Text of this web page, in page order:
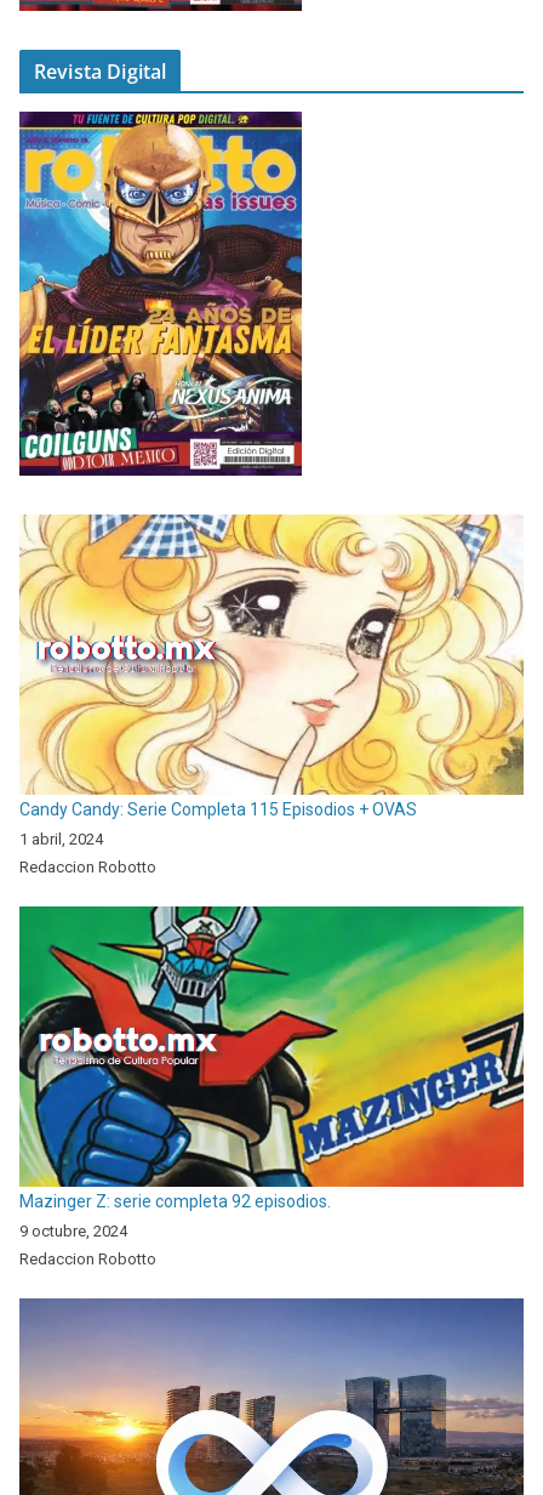
Revista Digital
Candy Candy: Serie Completa 115 Episodios + OVAS
1 abril, 2024
Redaccion Robotto
Mazinger Z: serie completa 92 episodios.
9 octubre, 2024
Redaccion Robotto